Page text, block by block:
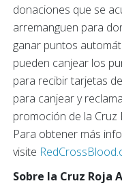
donaciones que se
arremanguen para
ganar puntos
pueden canjear los
para recibir tarjetas
para canjear y
promoción de la Cruz
Para obtener más
visite
Sobre la Cruz Roja